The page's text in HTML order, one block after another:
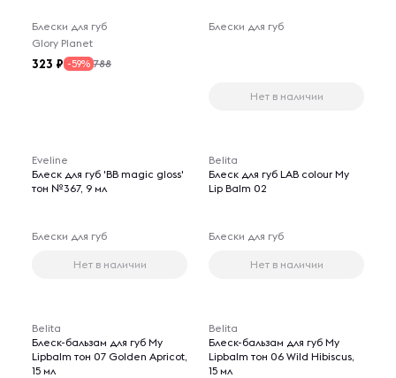
Блески для губ
Glory Planet
323 -59% 788
Блески для губ
Нет в наличии
Eveline
Блеск для губ 'BB magic gloss'
тон №367, 9 мл
Блески для губ
Нет в наличии
Belita
Блеск для губ LAB colour My
Lip Balm 02
Блески для губ
Нет в наличии
Belita
Блеск-бальзам для губ My
Lipbalm тон 07 Golden Apricot,
15 мл
Belita
Блеск-бальзам для губ My
Lipbalm тон 06 Wild Hibiscus,
15 мл